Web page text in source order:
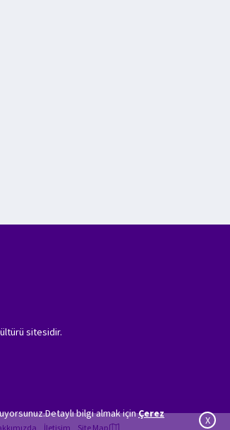
bilgi almak içinÇerez
X
sitesidir.
İletişim Site Map